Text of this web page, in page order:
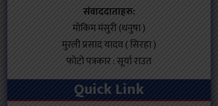
संवाददाताहरु:
मोकिम मंसुरी (धनुषा )
मुरली प्रसाद यादव ( सिरहा )
फोटो पत्रकार : सूर्या राउत
Quick Link